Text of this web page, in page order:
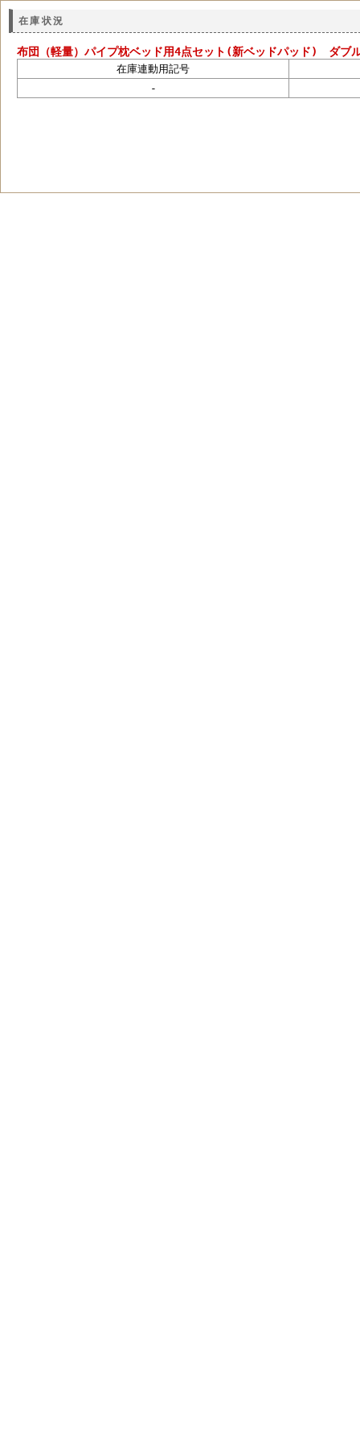
在庫状況
布団（軽量）パイプ枕ベッド用4点セット(新ベッドパッド) ダブ
在庫連動用記号
-